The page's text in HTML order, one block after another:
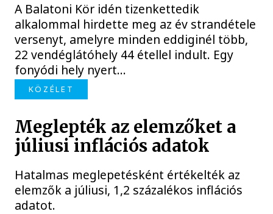
A Balatoni Kör idén tizenkettedik
alkalommal hirdette meg az év strandétele
versenyt, amelyre minden eddiginél több,
22 vendéglátóhely 44 étellel indult. Egy
fonyódi hely nyert...
KÖZÉLET
Meglepték az elemzőket a
júliusi inflációs adatok
Hatalmas meglepetésként értékelték az
elemzők a júliusi, 1,2 százalékos inflációs
adatot.